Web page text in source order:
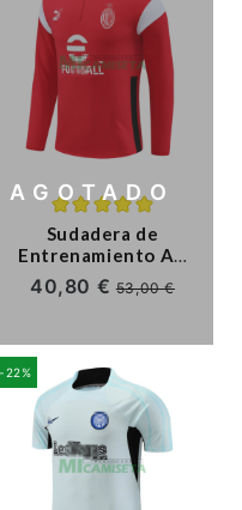
Sudadera de
Entrenamiento AC
Milan 2023/2024
Rojo/Blanco
40,80 €53,00 €
AGOTADO
-22%